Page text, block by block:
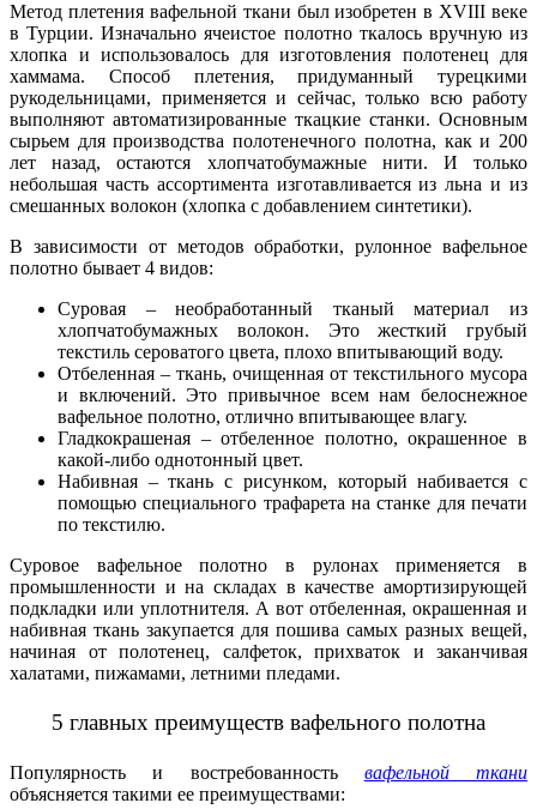
Метод плетения вафельной ткани был изобретен в XVIII веке
в Турции. Изначально ячеистое полотно ткалось вручную из
хлопка и использовалось для изготовления полотенец для
хаммама. Способ плетения, придуманный турецкими
рукодельницами, применяется и сейчас, только всю работу
выполняют автоматизированные ткацкие станки. Основным
сырьем для производства полотенечного полотна, как и 200
лет назад, остаются хлопчатобумажные нити. И только
небольшая часть ассортимента изготавливается из льна и из
смешанных волокон (хлопка с добавлением синтетики).
В зависимости от методов обработки, рулонное вафельное
полотно бывает 4 видов:
Суровая – необработанный тканый материал из
хлопчатобумажных волокон. Это жесткий грубый
текстиль сероватого цвета, плохо впитывающий воду.
Отбеленная – ткань, очищенная от текстильного мусора
и включений. Это привычное всем нам белоснежное
вафельное полотно, отлично впитывающее влагу.
Гладкокрашеная – отбеленное полотно, окрашенное в
какой-либо однотонный цвет.
Набивная – ткань с рисунком, который набивается с
помощью специального трафарета на станке для печати
по текстилю.
Суровое вафельное полотно в рулонах применяется в
промышленности и на складах в качестве амортизирующей
подкладки или уплотнителя. А вот отбеленная, окрашенная и
набивная ткань закупается для пошива самых разных вещей,
начиная от полотенец, салфеток, прихваток и заканчивая
халатами, пижамами, летними пледами.
5 главных преимуществ вафельного полотна
Популярность и востребованность вафельной ткани
объясняется такими ее преимуществами: